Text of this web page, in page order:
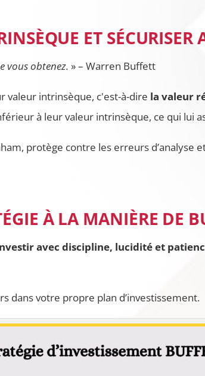
ET SÉCURISER
vous obtenez. » – Warren Buffett
valeur intrinsèque, c'est-à-dire la valeur
à leur valeur intrinsèque, ce qui lui
protège contre les erreurs d’analyse
À LA MANIÈRE DE
avec discipline, lucidité et
dans votre propre plan d’investissement.